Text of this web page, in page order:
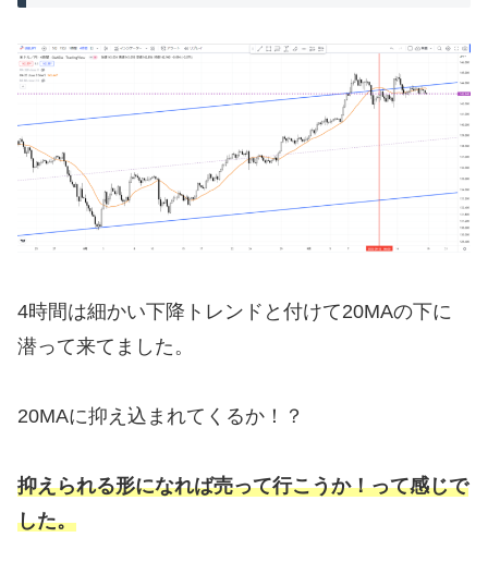
4時間は細かい下降トレンドと付けて20MAの下に
潜って来てました。
20MAに抑え込まれてくるか！？
抑えられる形になれば売って行こうか！って感じで
した。